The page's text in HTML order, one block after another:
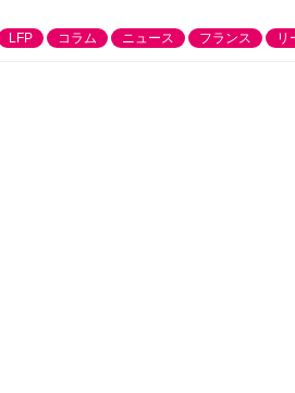
LFP コラム ニュース フランス リ